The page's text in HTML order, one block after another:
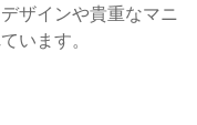
ザインや貴重なマニ
います。